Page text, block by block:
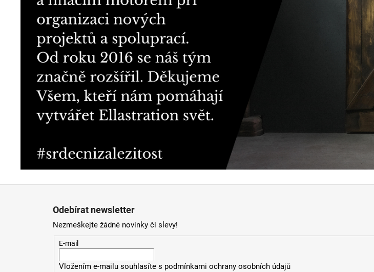
Odebírat newsletter
Nezmeškejte žádné novinky či slevy!
E-mail
Vložením e-mailu souhlasíte s podmínkami ochrany osobních údajů